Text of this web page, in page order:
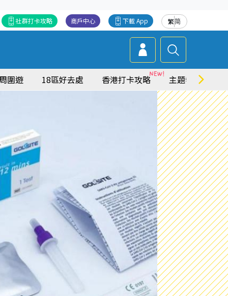
繁简
下載 App
商戶中心
社群打卡攻略
圍遊 18區好去處 香港打卡攻略 主題特集